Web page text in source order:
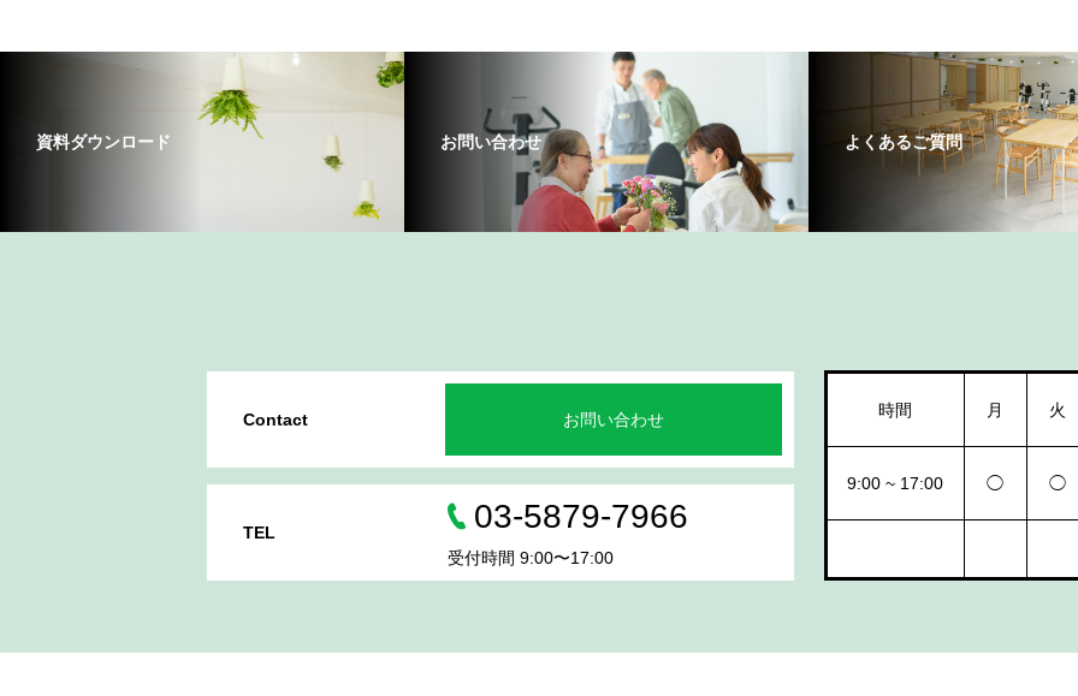
資料ダウンロード お問い合わせ よくあるご質問
Contact お問い合わせ
TEL 03-5879-7966
受付時間 9:00〜17:00
時間 月 火
9:00 ~ 17:00 ◯ ◯